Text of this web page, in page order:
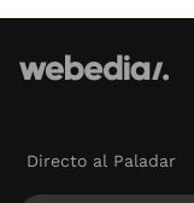
Directo al Paladar